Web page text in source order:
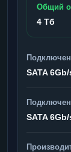
Общий
4 Тб
SATA
SATA